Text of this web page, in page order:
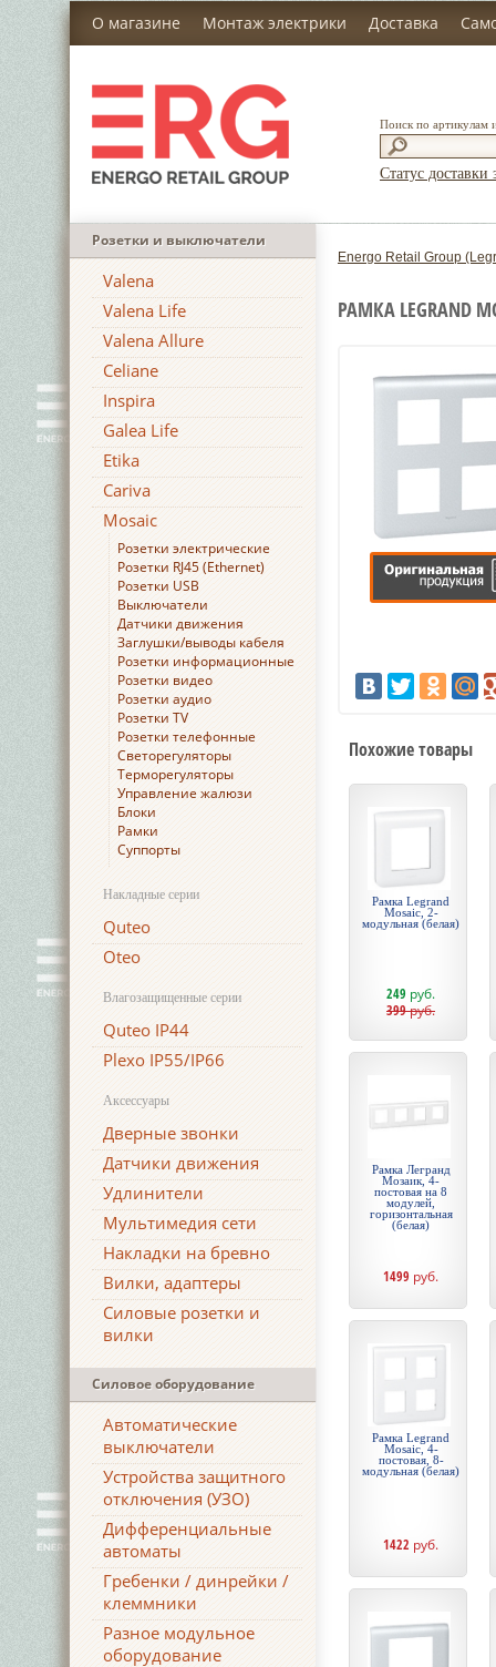
О магазине Монтаж электрики Доставка
Поиск по артикулам
Статус доставки
Розетки и выключатели
Valena
Valena Life
Valena Allure
Celiane
Inspira
Galea Life
Etika
Cariva
Mosaic
Розетки электрические
Розетки RJ45 (Ethernet)
Розетки USB
Выключатели
Датчики движения
Заглушки/выводы кабеля
Розетки информационные
Розетки видео
Розетки аудио
Розетки TV
Розетки телефонные
Светорегуляторы
Терморегуляторы
Управление жалюзи
Блоки
Рамки
Суппорты
Накладные серии
Quteo
Oteo
Влагозащищенные серии
Quteo IP44
Plexo IP55/IP66
Аксессуары
Дверные звонки
Датчики движения
Удлинители
Мультимедия сети
Накладки на бревно
Вилки, адаптеры
Силовые розетки и
вилки
Силовое оборудование
Автоматические
выключатели
Устройства защитного
отключения (УЗО)
Дифференциальные
автоматы
Гребенки / динрейки /
клеммники
Разное модульное
оборудование
Energo Retail Group
РАМКА LEGRAND
Похожие товары
Рамка Legrand
Mosaic, 2-
модульная (белая)
249 руб.
399руб.
Рамка Легранд
Мозаик, 4-
постовая на 8
модулей,
горизонтальная
(белая)
1499 руб.
Рамка Legrand
Mosaic, 4-
постовая, 8-
модульная (белая)
1422 руб.